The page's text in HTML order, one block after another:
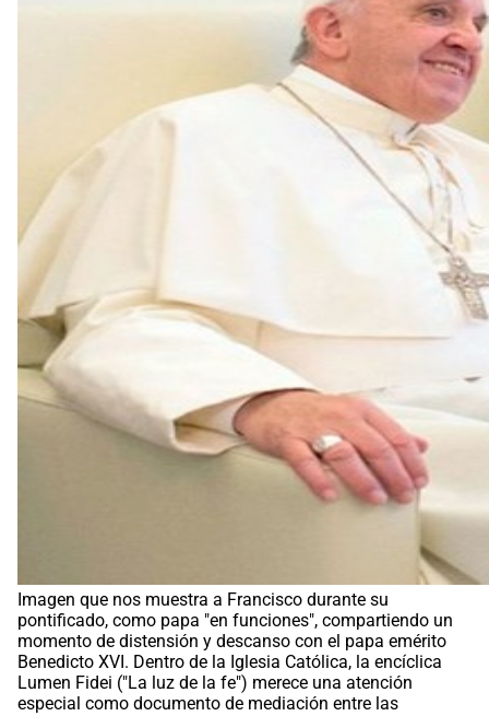
Imagen que nos muestra a Francisco durante su
pontificado, como papa "en funciones", compartiendo un
momento de distensión y descanso con el papa emérito
Benedicto XVI. Dentro de la Iglesia Católica, la encíclica
Lumen Fidei ("La luz de la fe") merece una atención
especial como documento de mediación entre las